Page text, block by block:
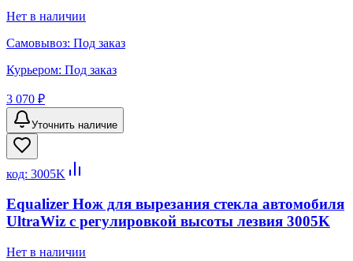
Нет в наличии
Самовывоз: Под заказ
Курьером: Под заказ
3 070 ₽
Уточнить наличие
код: 3005K
Equalizer Нож для вырезания стекла автомобиля
UltraWiz с регулировкой высоты лезвия 3005K
Нет в наличии